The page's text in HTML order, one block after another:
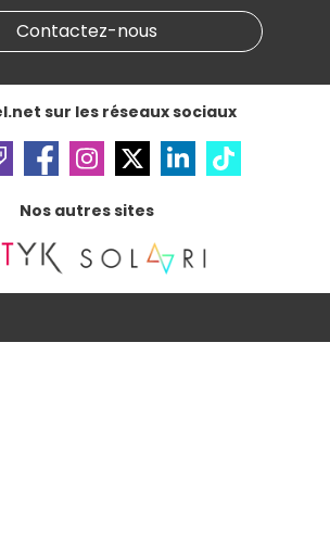
conforme
Contactez-nous
sur les réseaux sociaux
Nos autres sites